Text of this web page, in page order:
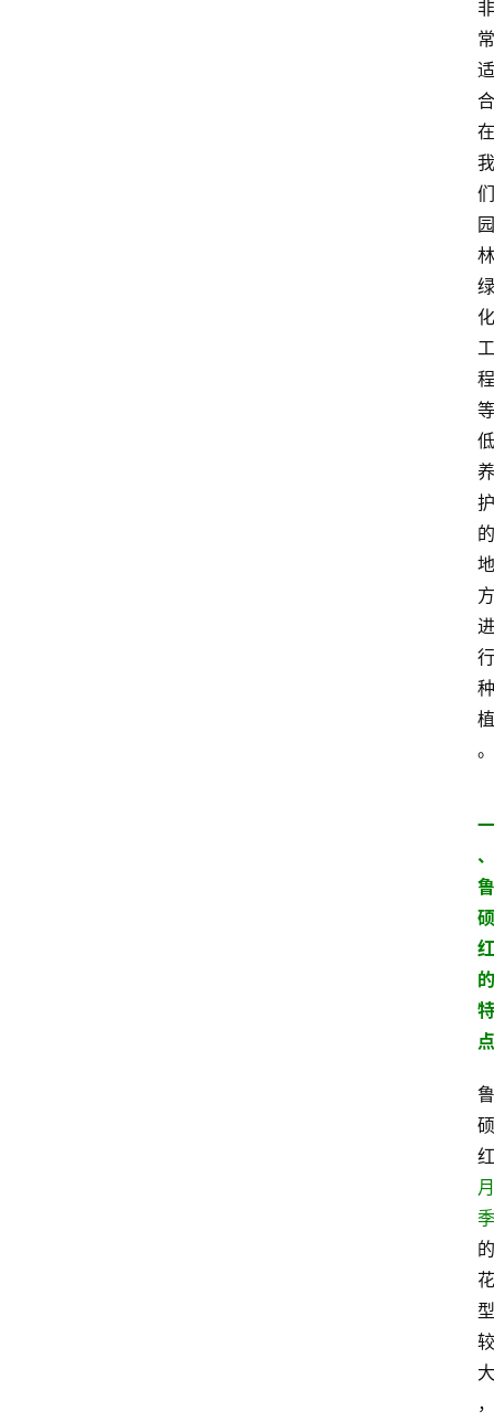
非
常
适
合
在
我
们
园
林
绿
化
工
程
等
低
养
护
的
地
方
进
行
种
植
。
一
、
鲁
硕
红
的
特
点
鲁
硕
红
月
季
的
花
型
较
大
，